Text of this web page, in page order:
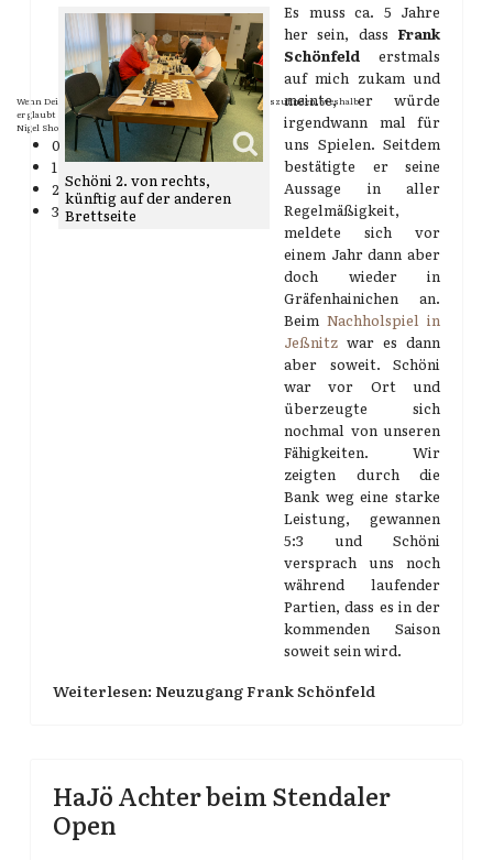
Wenn Dein Gegner Dir ein Remis anbietet, versuch herauszufinden, weshalb
er glaubt schlechter zu stehen.
Nigel Short
0
1
2
3
Schöni 2. von rechts,
künftig auf der anderen
Brettseite
Es muss ca. 5 Jahre
her sein, dass Frank
Schönfeld erstmals
auf mich zukam und
meinte, er würde
irgendwann mal für
uns Spielen. Seitdem
bestätigte er seine
Aussage in aller
Regelmäßigkeit,
meldete sich vor
einem Jahr dann aber
doch wieder in
Gräfenhainichen an.
Beim Nachholspiel in
Jeßnitz war es dann
aber soweit. Schöni
war vor Ort und
überzeugte sich
nochmal von unseren
Fähigkeiten. Wir
zeigten durch die
Bank weg eine starke
Leistung, gewannen
5:3 und Schöni
versprach uns noch
während laufender
Partien, dass es in der
kommenden Saison
soweit sein wird.
Weiterlesen: Neuzugang Frank Schönfeld
HaJö Achter beim Stendaler
Open